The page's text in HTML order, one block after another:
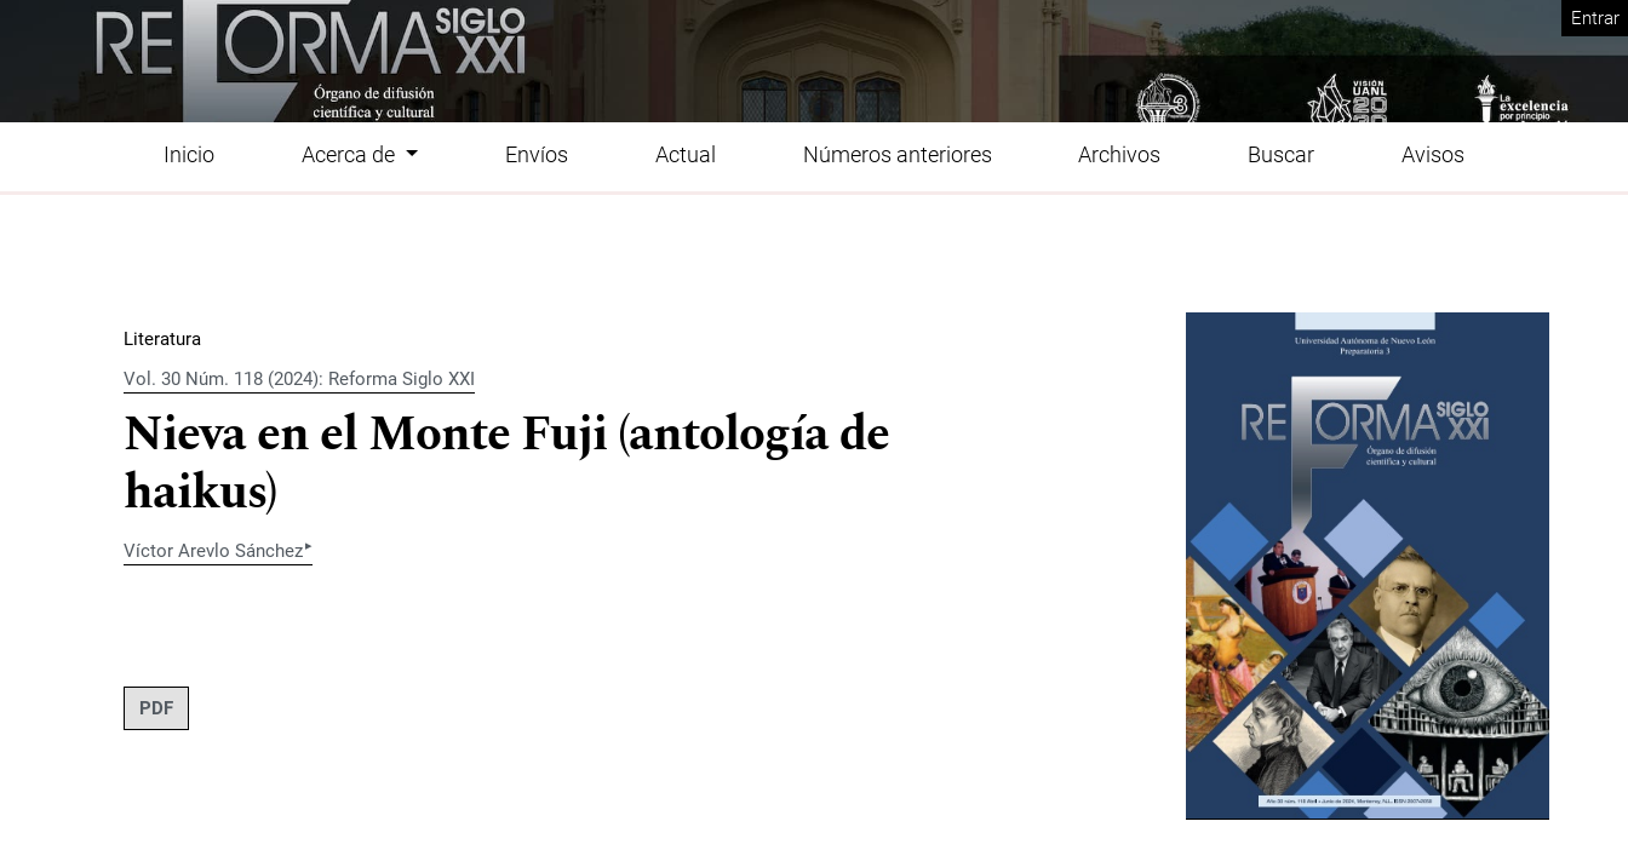
Ir al menú de navegación principal
Ir al contenido principal
Ir al pie de página del sitio Entrar
Menú principal
Inicio Acerca de Envíos Actual Números anteriores Archivos Buscar Avisos
Literatura
Vol. 30 Núm. 118 (2024): Reforma Siglo XXI
Nieva en el Monte Fuji (antología de
haikus)
Víctor Arevlo Sánchez▸
PDF
Imagen de portada